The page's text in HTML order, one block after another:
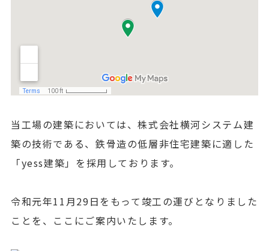
当工場の建築においては、株式会社横河システム建
築の技術である、鉄骨造の低層非住宅建築に適した
「yess建築」を採用しております。
令和元年11月29日をもって竣工の運びとなりました
ことを、ここにご案内いたします。